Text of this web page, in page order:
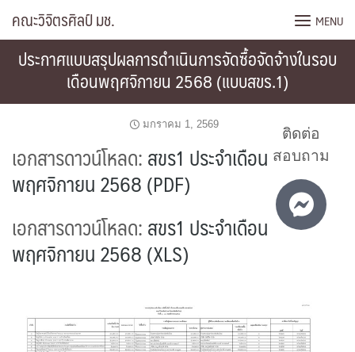
คณะวิจิตรศิลป์ มช. MENU
ประกาศแบบสรุปผลการดำเนินการจัดซื้อจัดจ้างในรอบ
เดือนพฤศจิกายน 2568 (แบบสขร.1)
มกราคม 1, 2569
เอกสารดาวน์โหลด:สขร1 ประจำเดือน
พฤศจิกายน 2568 (PDF)
เอกสารดาวน์โหลด:สขร1 ประจำเดือน
พฤศจิกายน 2568 (XLS)
ติดต่อ
สอบถาม